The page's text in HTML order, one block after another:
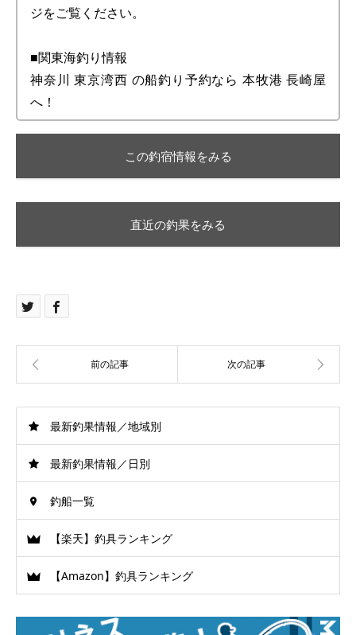
ジをご覧ください。
■関東海釣り情報
神奈川 東京湾西 の船釣り予約なら 本牧港 長崎屋
へ！
この釣宿情報をみる
直近の釣果をみる
最新釣果情報／地域別
最新釣果情報／日別
釣船一覧
【楽天】釣具ランキング
【Amazon】釣具ランキング